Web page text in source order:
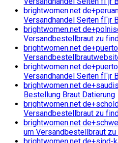
brightwomen.net
Versandhandel Seiten fГјr
brightwomen.net
Versandbestellbraut zu
brightwomen.net
brightwomen.net
Versandhandel Seiten fГјr
brightwomen.net
Bestellung Braut Datierung
brightwomen.net
Versandbestellbraut zu
brightwomen.net
um Versandbestellbraut
brightwomen.net de+sind-